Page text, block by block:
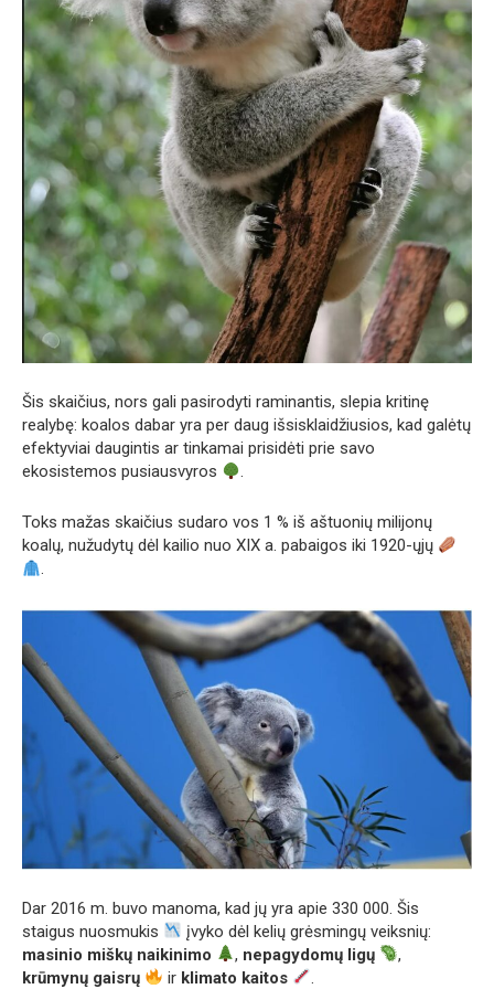
Šis skaičius, nors gali pasirodyti raminantis, slepia kritinę
realybę: koalos dabar yra per daug išsisklaidžiusios, kad galėtų
efektyviai daugintis ar tinkamai prisidėti prie savo
ekosistemos pusiausvyros
.
Toks mažas skaičius sudaro vos 1 % iš aštuonių milijonų
koalų, nužudytų dėl kailio nuo XIX a. pabaigos iki 1920-ųjų
.
Dar 2016 m. buvo manoma, kad jų yra apie 330 000. Šis
staigus nuosmukis
įvyko dėl kelių grėsmingų veiksnių:
masinio miškų naikinimo
, nepagydomų ligų
,
krūmynų gaisrų
ir klimato kaitos .